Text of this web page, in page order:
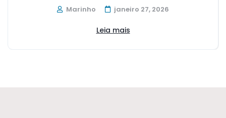
Marinho janeiro 27, 2026
Leia mais